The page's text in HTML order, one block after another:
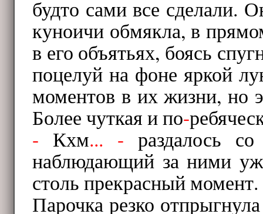
будто сами все сделали.
куноичи обмякла, в
в его объятьях, боясь
поцелуй на фоне яркой
моментов в их жизни, но
Более чуткая и по-
- Кхм... - раздалось
наблюдающий за ними
столь прекрасный момент.
Парочка резко